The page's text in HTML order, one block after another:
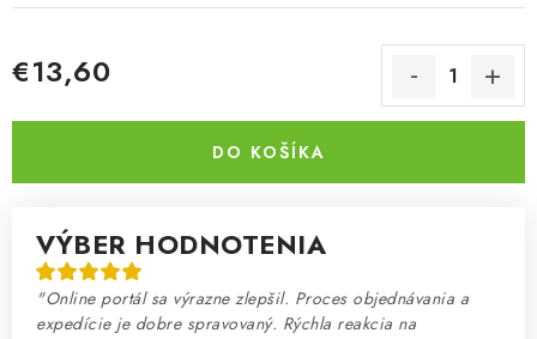
€13,60
DO KOŠÍKA
VÝBER HODNOTENIA
"Online portál sa výrazne zlepšil. Proces objednávania a
expedície je dobre spravovaný. Rýchla reakcia na